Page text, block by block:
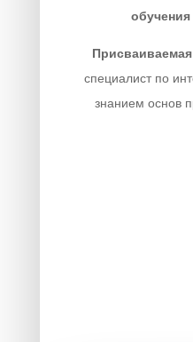
обучения
специалист по
знанием основ